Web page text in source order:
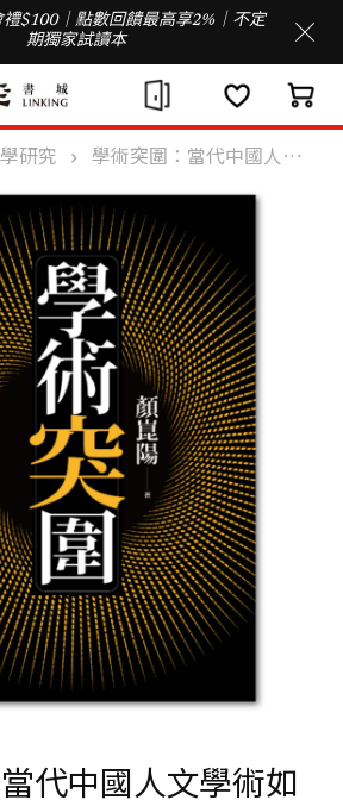
禮$100｜點數回饋最高享2%｜不定
期獨家試讀本
研究 學術突圍：當代中國人文學術如何突破「五四知識型」的圍城
代中國人文學術如